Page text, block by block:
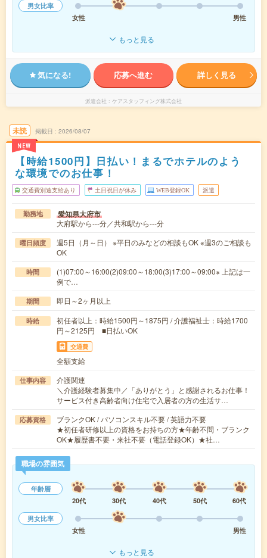
男女比率
女性
男性
もっと見る
気になる! 応募へ進む 詳しく見る
派遣会社 ケアスタッフィング株式会社
未読
NEW
掲載日 2026/08/07
【時給1500円】日払い！まるでホテルのよう
な環境でのお仕事！
交通費別途支給あり 土日祝日が休み WEB登録OK 派遣
勤務地 愛知県大府市
大府駅から---分／共和駅から---分
曜日頻度
週5日（月～日） ※平日のみなどの相談もOK ※週3のご相談も
OK
時間
(1)07:00～16:00(2)09:00～18:00(3)17:00～09:00※ 上記は一
例で…
期間 即日～2ヶ月以上
時給
初任者以上：時給1500円～1875円 / 介護福祉士：時給1700
円～2125円 ■日払いOK
交通費
全額支給
仕事内容
介護関連
＼介護経験者募集中／「ありがとう」と感謝されるお仕事！
サービス付き高齢者向け住宅で入居者の方の生活サ…
応募資格
ブランクOK / パソコンスキル不要 / 英語力不要
★初任者研修以上の資格をお持ちの方★年齢不問・ブランク
OK★履歴書不要・来社不要（電話登録OK）★社…
職場の雰囲気
年齢層
20代
30代 40代 50代
60代
男女比率
女性
男性
もっと見る